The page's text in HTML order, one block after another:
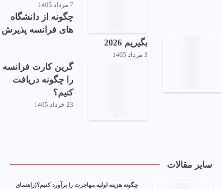
7 مرداد 1405
چگونه از دانشگاه
های فرانسه پذیرش
بگیریم 2026
3 مرداد 1405
گرین کارت فرانسه
را چگونه دریافت
کنیم؟
23 خرداد 1405
سایر مقالات
چگونه هزینه اولیه مهاجرت را برآورد کنیم؟(راهنمای